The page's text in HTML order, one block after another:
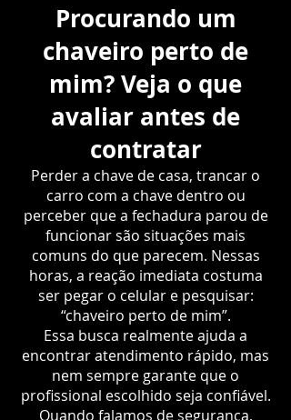
Procurando um
chaveiro perto de
mim? Veja o que
avaliar antes de
contratar
Perder a chave de casa, trancar o
carro com a chave dentro ou
perceber que a fechadura parou de
funcionar são situações mais
comuns do que parecem. Nessas
horas, a reação imediata costuma
ser pegar o celular e pesquisar:
“chaveiro perto de mim”.
Essa busca realmente ajuda a
encontrar atendimento rápido, mas
nem sempre garante que o
profissional escolhido seja confiável.
Quando falamos de segurança,